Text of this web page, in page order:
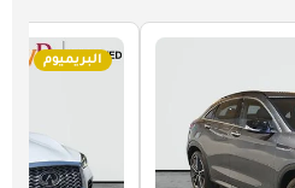
البريميوم